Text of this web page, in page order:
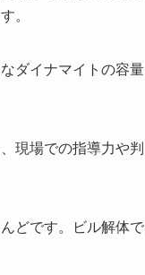
。
ダイナマイトの容量
現場での指導力や判
どです。ビル解体で